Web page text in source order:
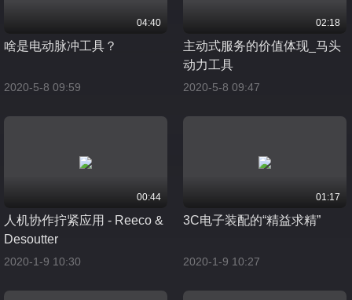
04:40
啥是电动脉冲工具？
2020-5-8 09:59
02:18
主动式服务的价值体现_马头
动力工具
2020-5-8 09:47
00:44
人机协作拧紧应用 - Reeco &
Desoutter
2020-1-9 10:30
01:17
3C电子装配的“精益求精”
2020-1-9 10:27